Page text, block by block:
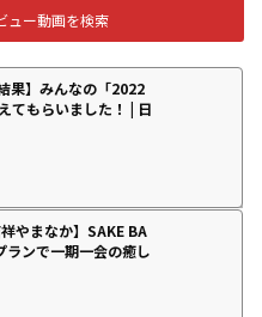
ュー動画を検索
果】みんなの「2022
てもらいました！ | 日
やまなか】SAKE BA
ランで一期一会の癒し